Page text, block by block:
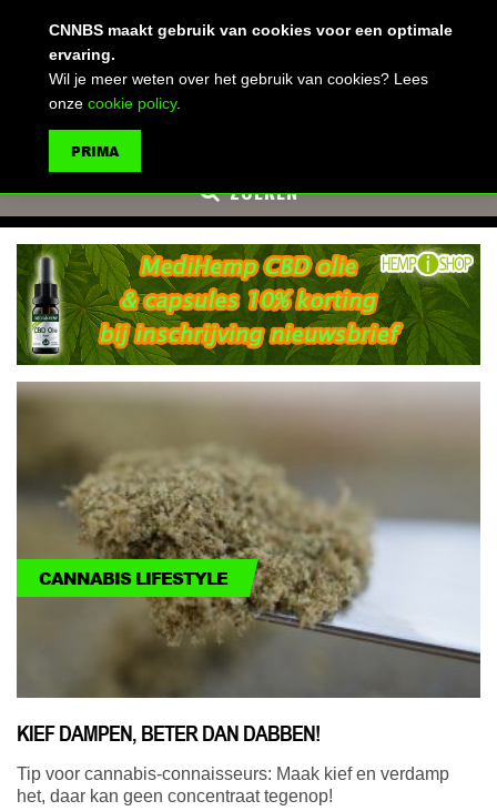
ZOEKEN
CANNABIS LIFESTYLE
KIEF DAMPEN, BETER DAN DABBEN!
Tip voor cannabis-connaisseurs: Maak kief en verdamp
het, daar kan geen concentraat tegenop!
CNNBS maakt gebruik van cookies voor een optimale
ervaring.
Wil je meer weten over het gebruik van cookies? Lees
onze cookie policy.
PRIMA